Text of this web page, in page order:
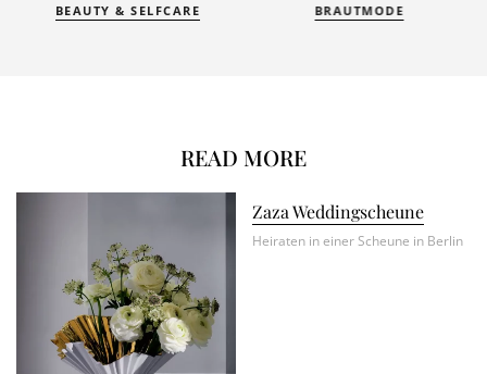
BEAUTY & SELFCARE BRAUTMODE
READ MORE
Zaza Weddingscheune
Heiraten in einer Scheune in Berlin